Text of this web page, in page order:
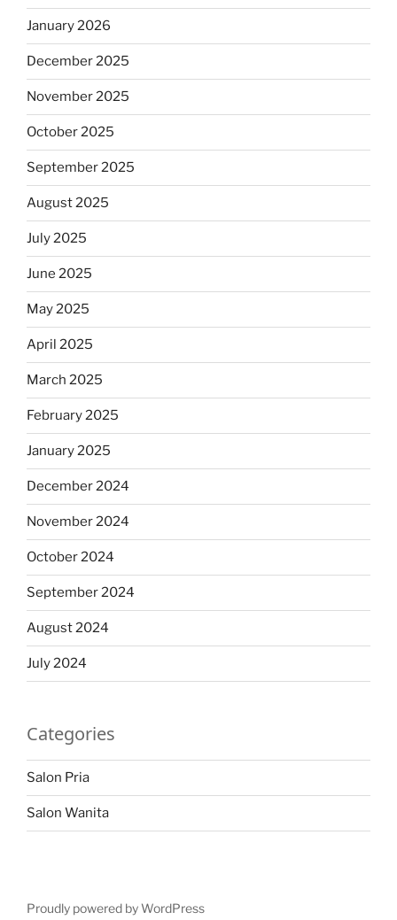
January 2026
December 2025
November 2025
October 2025
September 2025
August 2025
July 2025
June 2025
May 2025
April 2025
March 2025
February 2025
January 2025
December 2024
November 2024
October 2024
September 2024
August 2024
July 2024
Categories
Salon Pria
Salon Wanita
Proudly powered by WordPress